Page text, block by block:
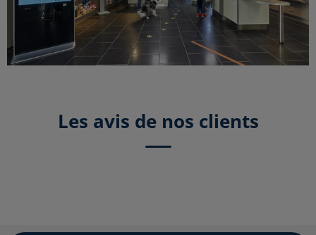
Les avis de nos clients